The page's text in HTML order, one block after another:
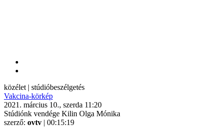
közélet | stúdióbeszélgetés
Vakcina-körkép
2021. március 10., szerda 11:20
Stúdiónk vendége Kilin Olga Mónika
szerző: ovtv | 00:15:19